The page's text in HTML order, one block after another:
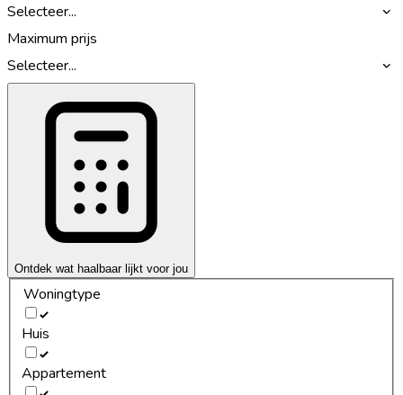
Selecteer...
Maximum prijs
Selecteer...
Ontdek wat haalbaar lijkt voor jou
Woningtype
Huis
Appartement